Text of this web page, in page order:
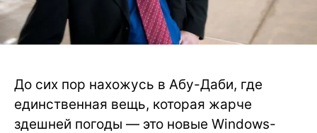
До сих пор нахожусь в Абу-Даби, где
единственная вещь, которая жарче
здешней погоды — это новые Windows-